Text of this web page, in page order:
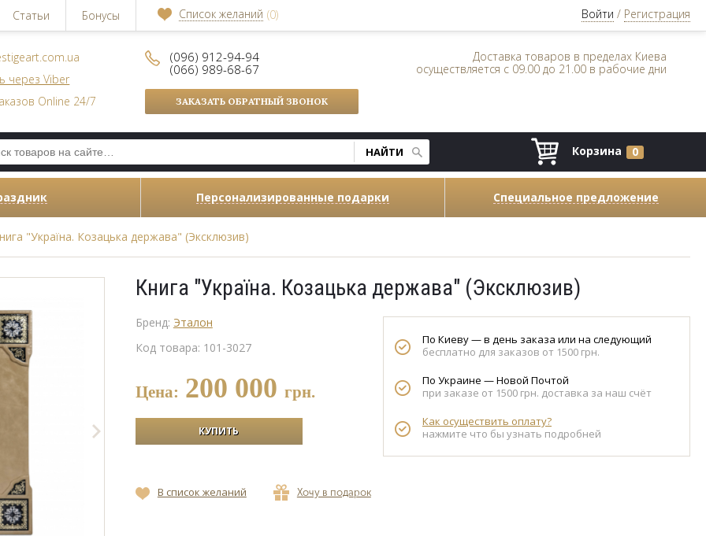
Статьи Бонусы Список желаний (0) Войти / Регистрация
через Viber
Online 24/7
(096) 912-94-94
(066) 989-68-67
ЗАКАЗАТЬ ОБРАТНЫЙ ЗВОНОК
Доставка товаров в пределах Киева
осуществляется с 09.00 до 21.00 в рабочие дни
Корзина 0
Персонализированные подарки Специальное предложение
"Україна. Козацька держава" (Эксклюзив)
Книга "Україна. Козацька держава" (Эксклюзив)
Бренд: Эталон
Код товара: 101-3027
Цена: 200 000 грн.
По Киеву — в день заказа или на следующий
бесплатно для заказов от 1500 грн.
По Украине — Новой Почтой
при заказе от 1500 грн. доставка за наш счёт
Как осуществить оплату?
нажмите что бы узнать подробней
В список желаний Хочу в подарок